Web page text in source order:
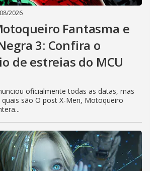
2026
Fantasma e
3: Confira o
de estreias do MCU
oficialmente todas as datas, mas
quais são O post X-Men, Motoqueiro